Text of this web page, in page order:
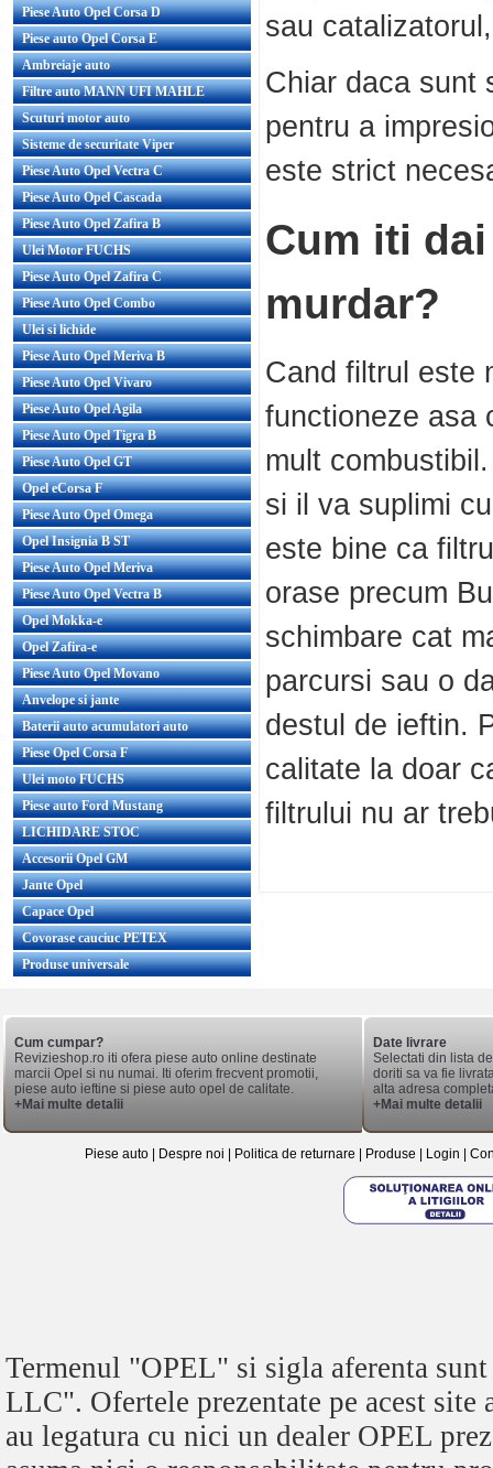
Piese Auto Opel Corsa D
Piese auto Opel Corsa E
Ambreiaje auto
Filtre auto MANN UFI MAHLE
Scuturi motor auto
Sisteme de securitate Viper
Piese Auto Opel Vectra C
Piese Auto Opel Cascada
Piese Auto Opel Zafira B
Ulei Motor FUCHS
Piese Auto Opel Zafira C
Piese Auto Opel Combo
Ulei si lichide
Piese Auto Opel Meriva B
Piese Auto Opel Vivaro
Piese Auto Opel Agila
Piese Auto Opel Tigra B
Piese Auto Opel GT
Opel eCorsa F
Piese Auto Opel Omega
Opel Insignia B ST
Piese Auto Opel Meriva
Piese Auto Opel Vectra B
Opel Mokka-e
Opel Zafira-e
Piese Auto Opel Movano
Anvelope si jante
Baterii auto acumulatori auto
Piese Opel Corsa F
Ulei moto FUCHS
Piese auto Ford Mustang
LICHIDARE STOC
Accesorii Opel GM
Jante Opel
Capace Opel
Covorase cauciuc PETEX
Produse universale
sau
Chiar daca sunt
pentru a
este strict
Cum iti
murdar?
Cand filtrul este
functioneze asa
mult
si il va suplimi
este bine ca
orase precum
schimbare cat
parcursi sau o
destul de ieftin.
calitate la doar
filtrului nu ar
Cum cumpar?
Revizieshop.ro iti ofera piese auto online destinate
marcii Opel si nu numai. Iti oferim frecvent promotii,
piese auto ieftine si piese auto opel de calitate.
+Mai multe detalii
Date livrare
Selectati din lista
doriti sa va fie
alta adresa
+Mai multe detalii
Piese auto Despre noi Politica de returnare Produse Login
Termenul "OPEL" si sigla aferenta
LLC". Ofertele prezentate pe acest
au legatura cu nici un dealer OPEL